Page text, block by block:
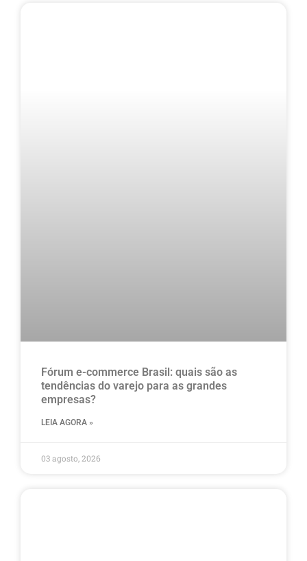
Fórum e-commerce Brasil: quais são as
tendências do varejo para as grandes
empresas?
LEIA AGORA »
03 agosto, 2026